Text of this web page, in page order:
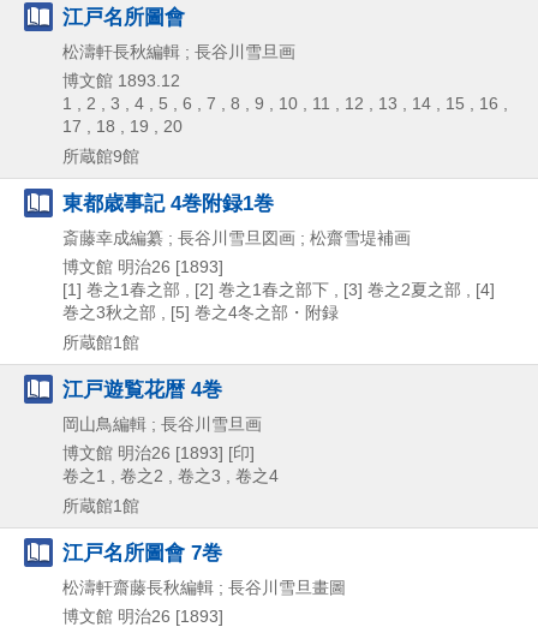
江戸名所圖會
松濤軒長秋編輯 ; 長谷川雪旦画
博文館 1893.12
1 , 2 , 3 , 4 , 5 , 6 , 7 , 8 , 9 , 10 , 11 , 12 , 13 , 14 , 15 , 16 ,
17 , 18 , 19 , 20
所蔵館9館
東都歳事記 4巻附録1巻
斎藤幸成編纂 ; 長谷川雪旦図画 ; 松齋雪堤補画
博文館 明治26 [1893]
[1] 巻之1春之部 , [2] 巻之1春之部下 , [3] 巻之2夏之部 , [4]
巻之3秋之部 , [5] 巻之4冬之部・附録
所蔵館1館
江戸遊覧花暦 4巻
岡山鳥編輯 ; 長谷川雪旦画
博文館 明治26 [1893] [印]
卷之1 , 卷之2 , 卷之3 , 卷之4
所蔵館1館
江戸名所圖會 7巻
松濤軒齋藤長秋編輯 ; 長谷川雪旦畫圖
博文館 明治26 [1893]